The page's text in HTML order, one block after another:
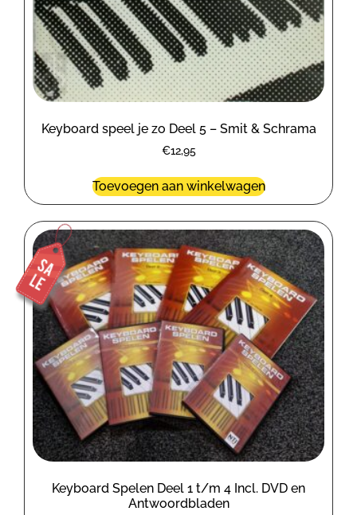
Keyboard speel je zo Deel 5 – Smit & Schrama
€12,95
Toevoegen aan winkelwagen
Keyboard Spelen Deel 1 t/m 4 Incl. DVD en
Antwoordbladen